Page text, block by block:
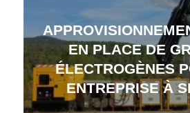
EN PLACE DE
ÉLECTROGÈNES
ENTREPRISE À